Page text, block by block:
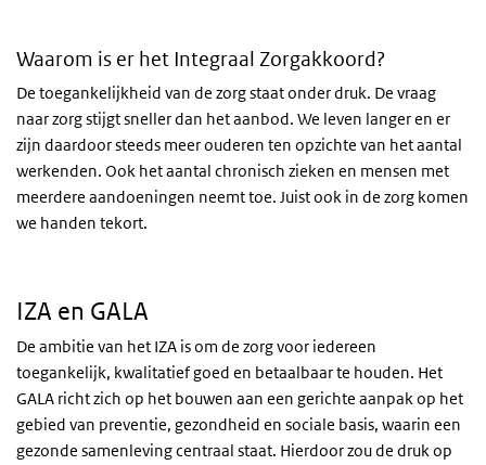
Waarom is er het Integraal Zorgakkoord?
De toegankelijkheid van de zorg staat onder druk. De vraag
naar zorg stijgt sneller dan het aanbod. We leven langer en er
zijn daardoor steeds meer ouderen ten opzichte van het aantal
werkenden. Ook het aantal chronisch zieken en mensen met
meerdere aandoeningen neemt toe. Juist ook in de zorg komen
we handen tekort.
IZA en GALA
De ambitie van het IZA is om de zorg voor iedereen
toegankelijk, kwalitatief goed en betaalbaar te houden. Het
GALA richt zich op het bouwen aan een gerichte aanpak op het
gebied van preventie, gezondheid en sociale basis, waarin een
gezonde samenleving centraal staat. Hierdoor zou de druk op